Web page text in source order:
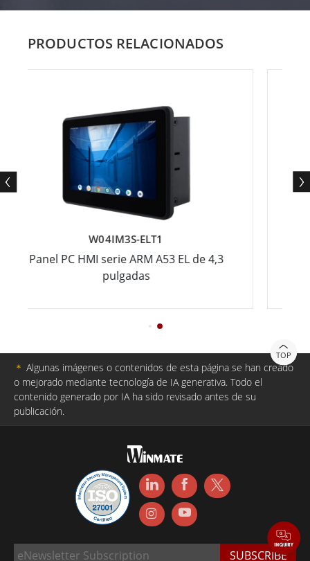
PRODUCTOS RELACIONADOS
serie ARM A53 EL de 4,3
Panel PC HMI serie
TOP
＊ Algunas imágenes o contenidos de esta página se han creado
o mejorado mediante tecnología de IA generativa. Todo el
contenido generado por IA ha sido revisado antes de su
publicación.